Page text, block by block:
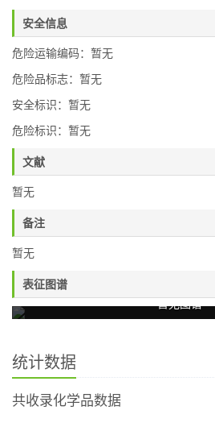
安全信息
危险运输编码：暂无
危险品标志：暂无
安全标识：暂无
危险标识：暂无
文献
暂无
备注
暂无
表征图谱
暂无图谱
统计数据
共收录化学品数据